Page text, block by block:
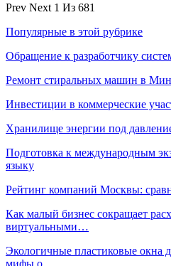
Prev Next 1 Из 681
Популярные в этой рубрике
Обращение к разработчику
Ремонт стиральных машин в
Инвестиции в коммерческие
Хранилище энергии под
Подготовка к международным
языку
Рейтинг компаний Москвы:
Как малый бизнес сокращает
виртуальными…
Экологичные пластиковые окна
мифы о…